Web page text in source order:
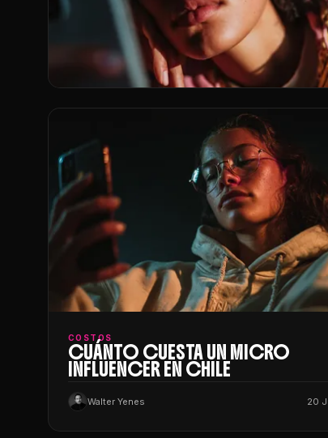
COSTOS
CUÁNTO CUESTA UN MICRO
INFLUENCER EN CHILE
Walter Yenes 20